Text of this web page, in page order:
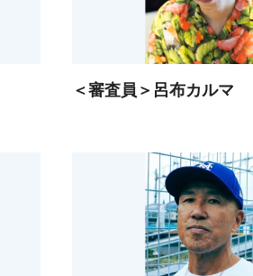
＜審査員＞呂布カルマ